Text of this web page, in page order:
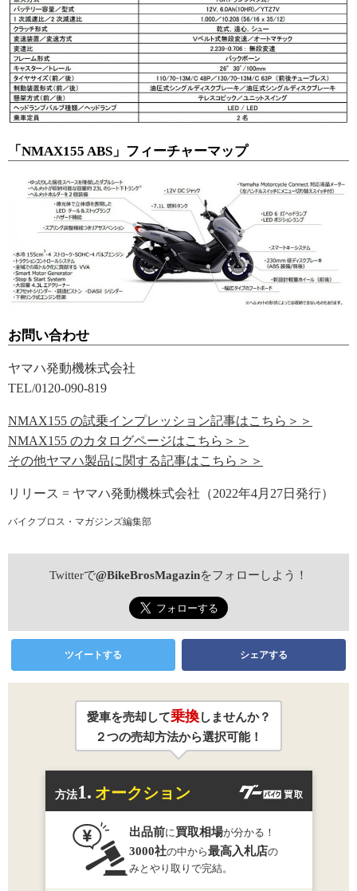
「NMAX155 ABS」フィーチャーマップ
お問い合わせ
ヤマハ発動機株式会社
TEL/0120-090-819
NMAX155 の試乗インプレッション記事はこちら＞＞
NMAX155 のカタログページはこちら＞＞
その他ヤマハ製品に関する記事はこちら＞＞
リリース = ヤマハ発動機株式会社（2022年4月27日発行）
バイクブロス・マガジンズ編集部
Twitterで@BikeBrosMagazinをフォローしよう！
ツイートする シェアする
愛車を売却して乗換しませんか？
２つの売却方法から選択可能！
方法1. オークション
出品前に 買取相場が分かる！
3000社の中から最高入札店の
みとやり取りで完結。